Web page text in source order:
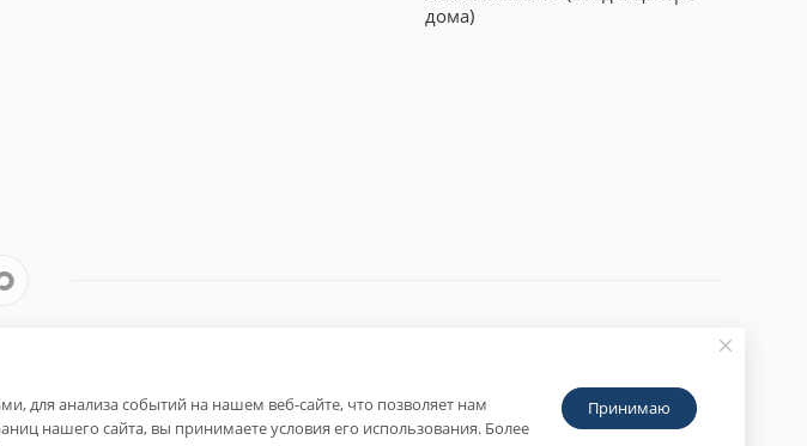
дома)
для анализа событий на нашем веб-сайте, что позволяет нам
нашего сайта, вы принимаете условия его использования. Более
Принимаю